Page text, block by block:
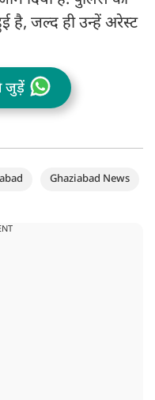
है, जल्द ही उन्हें अरेस्ट
जुड़ें
Ghaziabad News